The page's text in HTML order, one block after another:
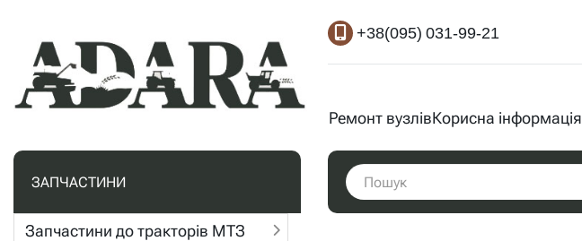
+38(095) 031-99-21
Ремонт вузлівКорисна інформація
ЗАПЧАСТИНИ
Запчастини до тракторів МТЗ